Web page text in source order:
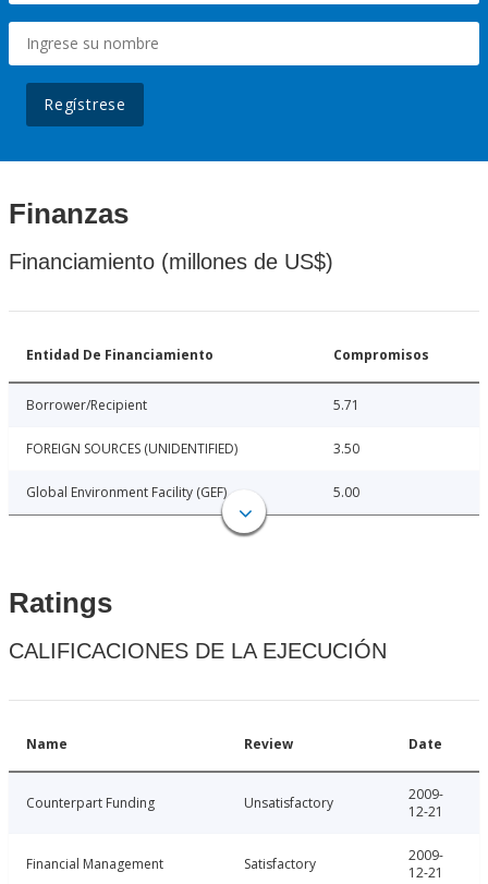
Regístrese
Finanzas
Financiamiento (millones de US$)
Entidad De Financiamiento Compromisos
Borrower/Recipient 5.71
FOREIGN SOURCES (UNIDENTIFIED) 3.50
Global Environment Facility (GEF) 5.00
Ratings
CALIFICACIONES DE LA EJECUCIÓN
Name Review Date
Counterpart Funding Unsatisfactory
2009-
12-21
Financial Management Satisfactory
2009-
12-21